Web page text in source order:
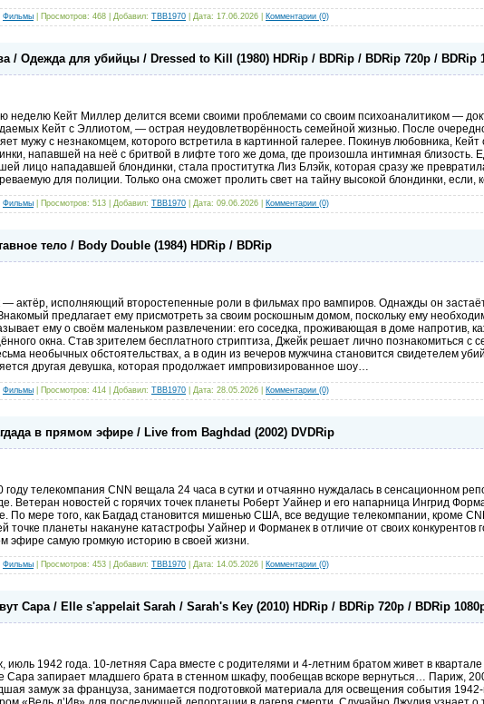
Фильмы | Просмотров: 468 | Добавил: TBB1970 | Дата: 17.06.2026 Комментарии (0)
/ Одежда для убийцы / Dressed to Kill (1980) HDRip / BDRip / BDRip 720p / BDRip
неделю Кейт Миллер делится всеми своими проблемами со своим психоаналитиком —
Кейт с Эллиотом, — острая неудовлетворённость семейной жизнью. После
мужу с незнакомцем, которого встретила в картинной галерее. Покинув любовника,
напавшей на неё с бритвой в лифте того же дома, где произошла интимная близость.
лицо нападавшей блондинки, стала проститутка Лиз Блэйк, которая сразу же
для полиции. Только она сможет пролить свет на тайну высокой блондинки, если,
Фильмы | Просмотров: 513 | Добавил: TBB1970 | Дата: 09.06.2026 Комментарии (0)
тело / Body Double (1984) HDRip / BDRip
— актёр, исполняющий второстепенные роли в фильмах про вампиров. Однажды он
предлагает ему присмотреть за своим роскошным домом, поскольку ему
ему о своём маленьком развлечении: его соседка, проживающая в доме напротив,
окна. Став зрителем бесплатного стриптиза, Джейк решает лично познакомиться с
необычных обстоятельствах, а в один из вечеров мужчина становится свидетелем
другая девушка, которая продолжает импровизированное шоу…
Фильмы | Просмотров: 414 | Добавил: TBB1970 | Дата: 28.05.2026 Комментарии (0)
в прямом эфире / Live from Baghdad (2002) DVDRip
году телекомпания CNN вещала 24 часа в сутки и отчаянно нуждалась в сенсационном
Ветеран новостей с горячих точек планеты Роберт Уайнер и его напарница Ингрид
По мере того, как Багдад становится мишенью США, все ведущие телекомпании, кроме
точке планеты накануне катастрофы Уайнер и Форманек в отличие от своих конкурентов
эфире самую громкую историю в своей жизни.
Фильмы | Просмотров: 453 | Добавил: TBB1970 | Дата: 14.05.2026 Комментарии (0)
Сара / Elle s'appelait Sarah / Sarah's Key (2010) HDRip / BDRip 720p / BDRip
июль 1942 года. 10-летняя Сара вместе с родителями и 4-летним братом живет в
Сара запирает младшего брата в стенном шкафу, пообещав вскоре вернуться… Париж,
замуж за француза, занимается подготовкой материала для освещения события